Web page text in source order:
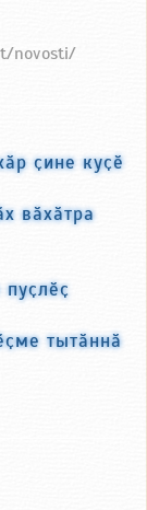
novosti/
ҫине куҫӗ
вӑхӑтра
тытӑннӑ